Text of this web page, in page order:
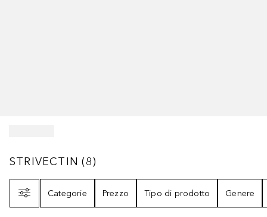
STRIVECTIN8
STRIVECTIN (8)
Categorie
Prezzo Tipo di prodotto Genere